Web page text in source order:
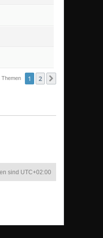
Themen 1 2
sind UTC+02:00